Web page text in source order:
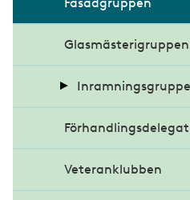
Glasmästerigruppen
Om
Veteranklubben